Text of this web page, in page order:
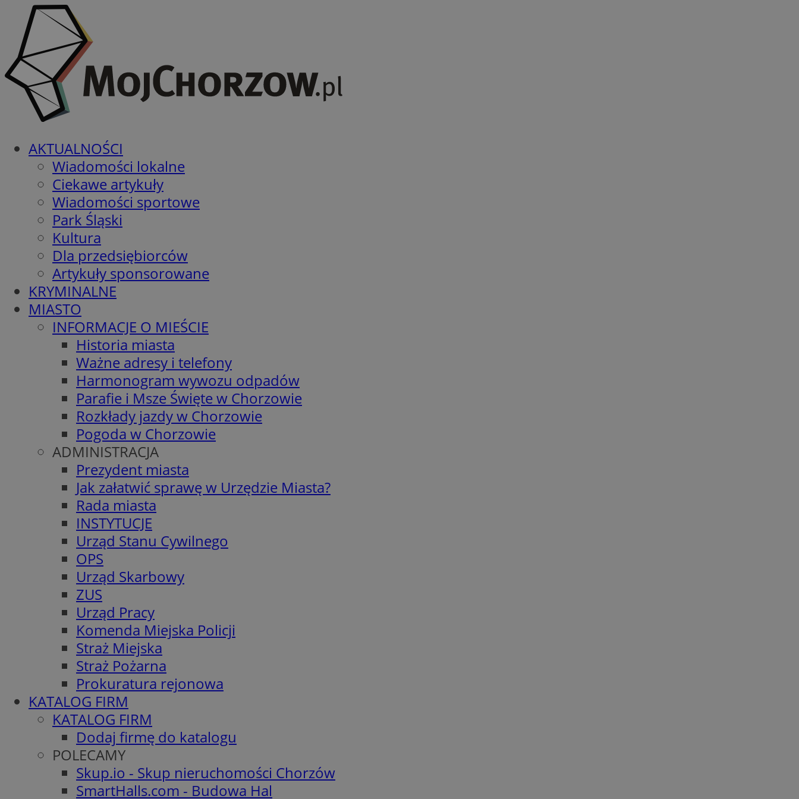
AKTUALNOŚCI
Wiadomości lokalne
Ciekawe artykuły
Wiadomości sportowe
Park Śląski
Kultura
Dla przedsiębiorców
Artykuły sponsorowane
KRYMINALNE
MIASTO
INFORMACJE O MIEŚCIE
Historia miasta
Ważne adresy i telefony
Harmonogram wywozu odpadów
Parafie i Msze Święte w Chorzowie
Rozkłady jazdy w Chorzowie
Pogoda w Chorzowie
ADMINISTRACJA
Prezydent miasta
Jak załatwić sprawę w Urzędzie Miasta?
Rada miasta
INSTYTUCJE
Urząd Stanu Cywilnego
OPS
Urząd Skarbowy
ZUS
Urząd Pracy
Komenda Miejska Policji
Straż Miejska
Straż Pożarna
Prokuratura rejonowa
KATALOG FIRM
KATALOG FIRM
Dodaj firmę do katalogu
POLECAMY
Skup.io - Skup nieruchomości Chorzów
SmartHalls.com - Budowa Hal